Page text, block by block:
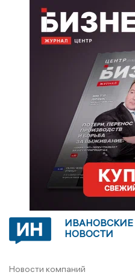
ИВАНОВСКИЕ
НОВОСТИ
Новости компаний